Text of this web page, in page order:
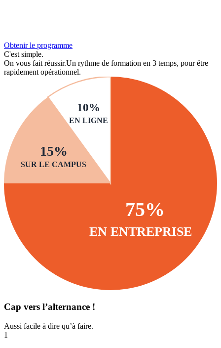
Obtenir le programme
C'est simple.
On vous fait réussir.Un rythme de formation en 3 temps, pour être
rapidement opérationnel.
75%
EN ENTREPRISE
15%
SUR LE CAMPUS
10%
EN LIGNE
Cap vers l’alternance !
Aussi facile à dire qu’à faire.
1